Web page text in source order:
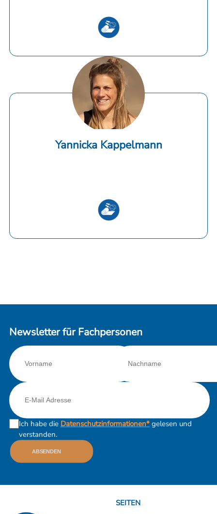
Yannicka Kappelmann
Newsletter für Fachpersonen
Ich habe die Datenschutzinformationen*gelesen und
verstanden.
ABSENDEN
SEITEN